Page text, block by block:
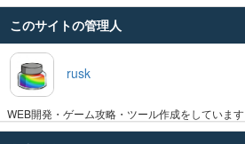
このサイトの管理人
rusk
開発・ゲーム攻略・ツール作成をしています